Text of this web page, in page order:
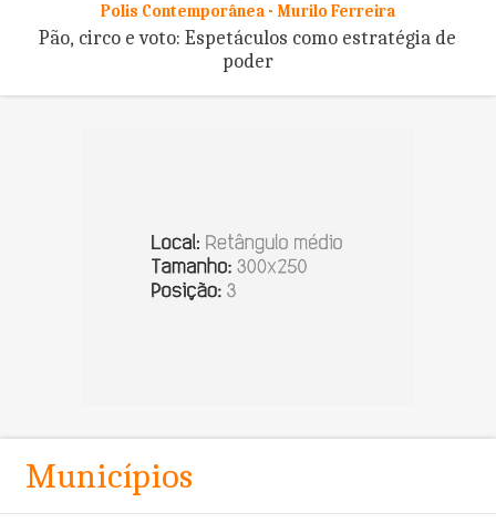
Polis Contemporânea - Murilo Ferreira
Pão, circo e voto: Espetáculos como estratégia de
poder
Municípios